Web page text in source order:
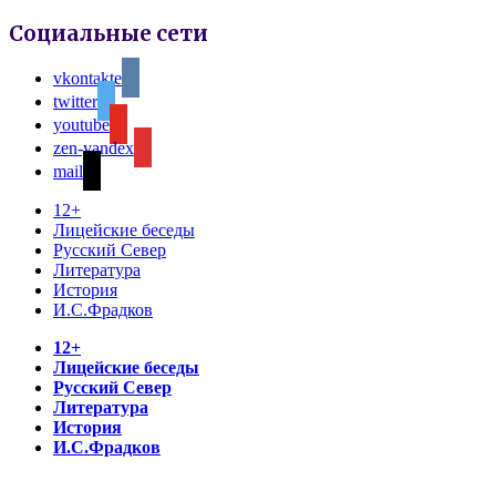
Социальные сети
vkontakte
twitter
youtube
zen-yandex
mail
12+
Лицейские беседы
Русский Север
Литература
История
И.С.Фрадков
12+
Лицейские беседы
Русский Север
Литература
История
И.С.Фрадков